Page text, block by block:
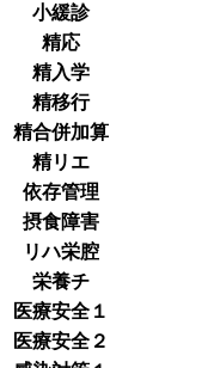
小緩診
精応
精入学
精移行
精合併加算
精リエ
依存管理
摂食障害
リハ栄腔
栄養チ
医療安全１
医療安全２